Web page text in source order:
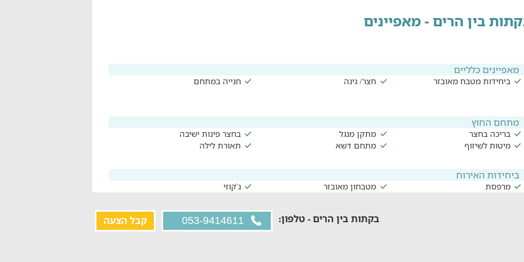
בין הרים - מאפיינים
מאפיינים כלליים
ביחידות מטבח מאובזר חצר/ גינה חנייה במתחם
מתחם החוץ
בריכה בחצר מתקן מנגל
בחצר פינות ישיבה
מיטות לשיזוף
מתחם דשא תאורת לילה
ביחידות האירוח
מרפסת מטבחון מאובזר ג'קוזי
קבל הצעה בקתות בין הרים - טלפון: